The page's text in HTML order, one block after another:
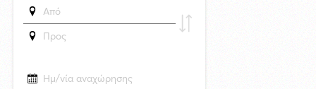
Επανεκλογή του Αθ. Κουσαθανά - Μέγα στη θέση του Προέδρου του
Λιμενικού Ταμείου Μυκόνου
6/8/2026 22:03
στην Άνω Σύρο